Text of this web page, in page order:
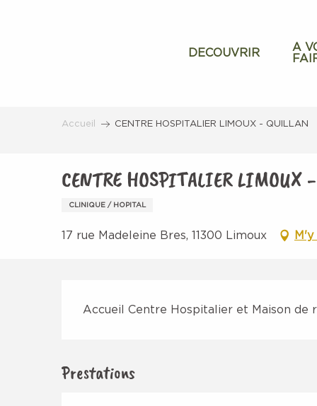
DECOUVRIR
A
Accueil CENTRE HOSPITALIER LIMOUX - QUILLAN
CENTRE HOSPITALIER LIMOUX
CLINIQUE / HOPITAL
17 rue Madeleine Bres, 11300 Limoux
Description
Accueil Centre Hospitalier et Maison de
Prestations